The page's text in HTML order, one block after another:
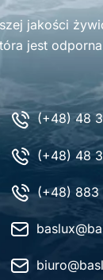
jakości
jest
(+48) 48
(+48) 48
(+48) 883